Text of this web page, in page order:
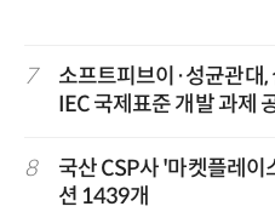
7
소프트피브이·성균관대,
IEC 국제표준 개발 과제
8
국산 CSP사 '마켓플레
션 1439개